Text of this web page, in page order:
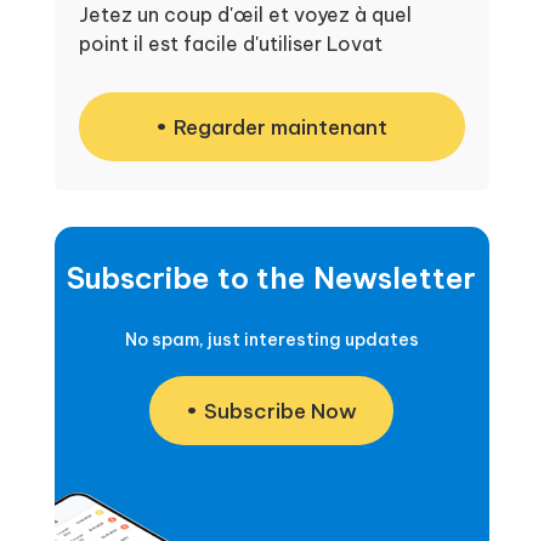
Jetez un coup d'œil et voyez à quel
point il est facile d'utiliser Lovat
Regarder maintenant
Subscribe to the Newsletter
No spam, just interesting updates
Subscribe Now